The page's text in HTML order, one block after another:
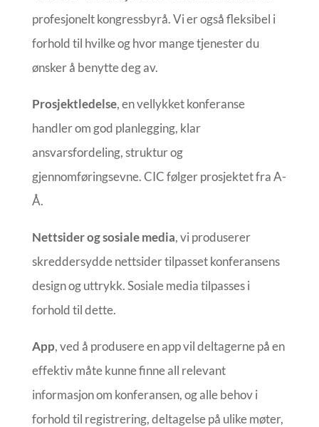
profesjonelt kongressbyrå. Vi er også fleksibel i
forhold til hvilke og hvor mange tjenester du
ønsker å benytte deg av.
Prosjektledelse, en vellykket konferanse
handler om god planlegging, klar
ansvarsfordeling, struktur og
gjennomføringsevne. CIC følger prosjektet fra A-
Å.
Nettsider og sosiale media, vi produserer
skreddersydde nettsider tilpasset konferansens
design og uttrykk. Sosiale media tilpasses i
forhold til dette.
App, ved å produsere en app vil deltagerne på en
effektiv måte kunne finne all relevant
informasjon om konferansen, og alle behov i
forhold til registrering, deltagelse på ulike møter,